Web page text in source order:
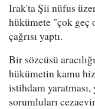
Irak'ta Şii nüfus
hükümete "çok geç
çağrısı yaptı.
Bir sözcüsü
hükümetin kamu
istihdam
sorumluları